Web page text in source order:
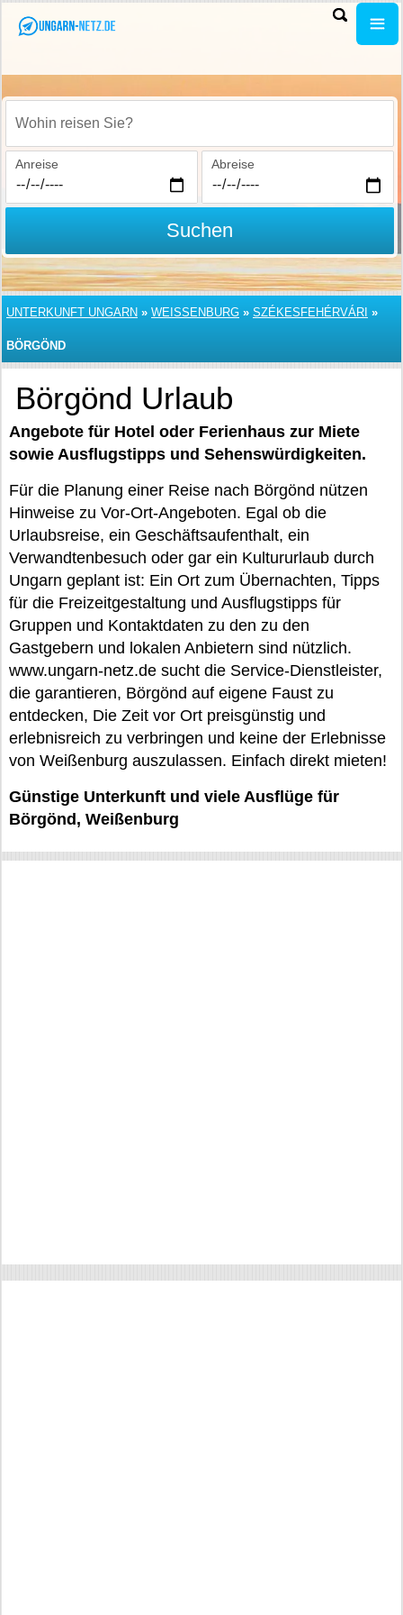
Wohin reisen Sie?
Anreise Abreise
Suchen
UNTERKUNFT UNGARN » WEISSENBURG » SZÉKESFEHÉRVÁRI »
BÖRGÖND
Börgönd Urlaub
Angebote für Hotel oder Ferienhaus zur Miete
sowie Ausflugstipps und Sehenswürdigkeiten.
Für die Planung einer Reise nach Börgönd nützen
Hinweise zu Vor-Ort-Angeboten. Egal ob die
Urlaubsreise, ein Geschäftsaufenthalt, ein
Verwandtenbesuch oder gar ein Kultururlaub durch
Ungarn geplant ist: Ein Ort zum Übernachten, Tipps
für die Freizeitgestaltung und Ausflugstipps für
Gruppen und Kontaktdaten zu den zu den
Gastgebern und lokalen Anbietern sind nützlich.
www.ungarn-netz.de sucht die Service-Dienstleister,
die garantieren, Börgönd auf eigene Faust zu
entdecken, Die Zeit vor Ort preisgünstig und
erlebnisreich zu verbringen und keine der Erlebnisse
von Weißenburg auszulassen. Einfach direkt mieten!
Günstige Unterkunft und viele Ausflüge für
Börgönd, Weißenburg